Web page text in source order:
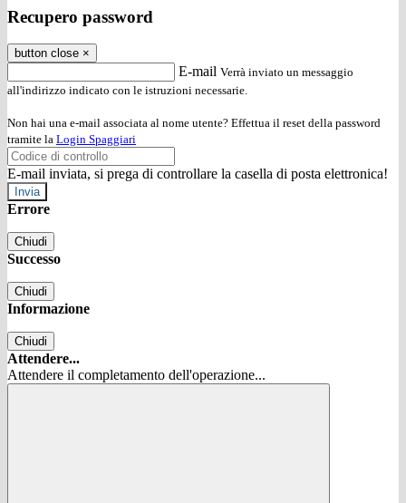
Recupero password
button close ×
E-mail Verrà inviato un messaggio
all'indirizzo indicato con le istruzioni necessarie.
Non hai una e-mail associata al nome utente? Effettua il reset della password
tramite la Login Spaggiari
E-mail inviata, si prega di controllare la casella di posta elettronica!
Errore
Chiudi
Successo
Chiudi
Informazione
Chiudi
Attendere...
Attendere il completamento dell'operazione...